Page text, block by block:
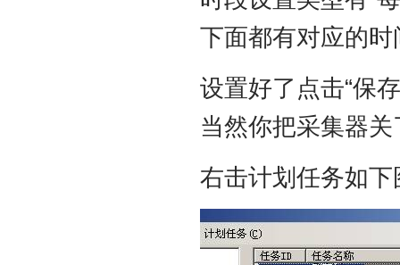
下面都有对应的时
设置好了点击“保
当然你把采集器
右击计划任务如下